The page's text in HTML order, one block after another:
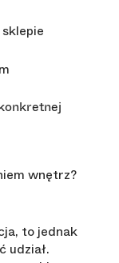
wnętrz?
to jednak
udział.